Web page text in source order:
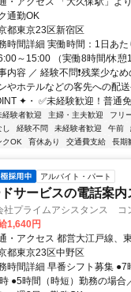
通勤OK
都東京23区新宿区
時間詳細 実働時間：1日あ
～15:00 （実働8時間/休憩1
内容 ／ 経験不問❗残業少な
やホテルなどの客先への配
✦・ ✅未経験歓迎！普通
経験者歓迎 主婦・主夫歓迎 フリ
経験不問 未経験者歓迎 午前
クOK
育休あり 交通費支給 長期
アルバイト・パート
ドサービスの電話案内
社プライムアシスタンス
1,640円
・アクセス 都営大江戸線、
都東京23区中野区
時間詳細 早番シフト募集
●5時間（時短）勤務の場